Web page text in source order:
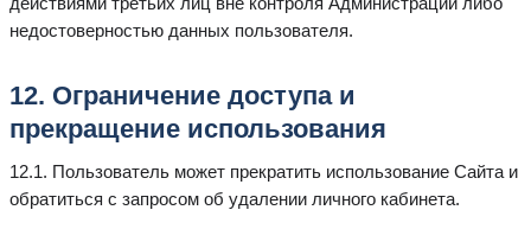
недостоверностью данных пользователя.
12. Ограничение доступа и
прекращение использования
12.1. Пользователь может прекратить использование Сайта и
обратиться с запросом об удалении личного кабинета.